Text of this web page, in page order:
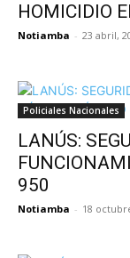
HOMICIDIO
Notiamba - 23 abril,
Policiales Nacionales
LANÚS:
950
Notiamba - 18